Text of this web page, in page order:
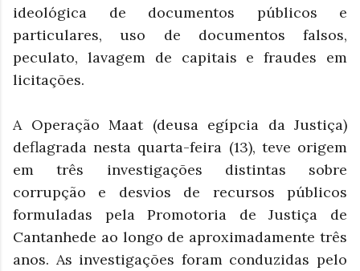
ideológica de documentos públicos e
particulares, uso de documentos falsos,
peculato, lavagem de capitais e fraudes em
licitações.
A Operação Maat (deusa egípcia da Justiça)
deflagrada nesta quarta-feira (13), teve origem
em três investigações distintas sobre
corrupção e desvios de recursos públicos
formuladas pela Promotoria de Justiça de
Cantanhede ao longo de aproximadamente três
anos. As investigações foram conduzidas pelo